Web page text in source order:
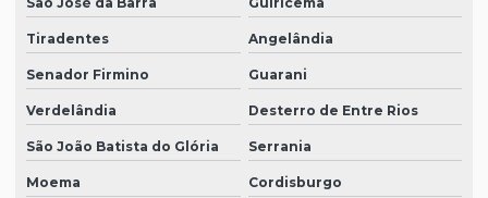
Tiradentes Angelândia
Senador Firmino Guarani
Verdelândia Desterro de Entre Rios
São João Batista do Glória Serrania
Moema Cordisburgo